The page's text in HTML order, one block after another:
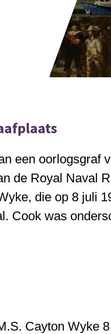
een oorlogsgraf
de Royal Naval
die op 8 juli
Cook was
Cayton Wyke